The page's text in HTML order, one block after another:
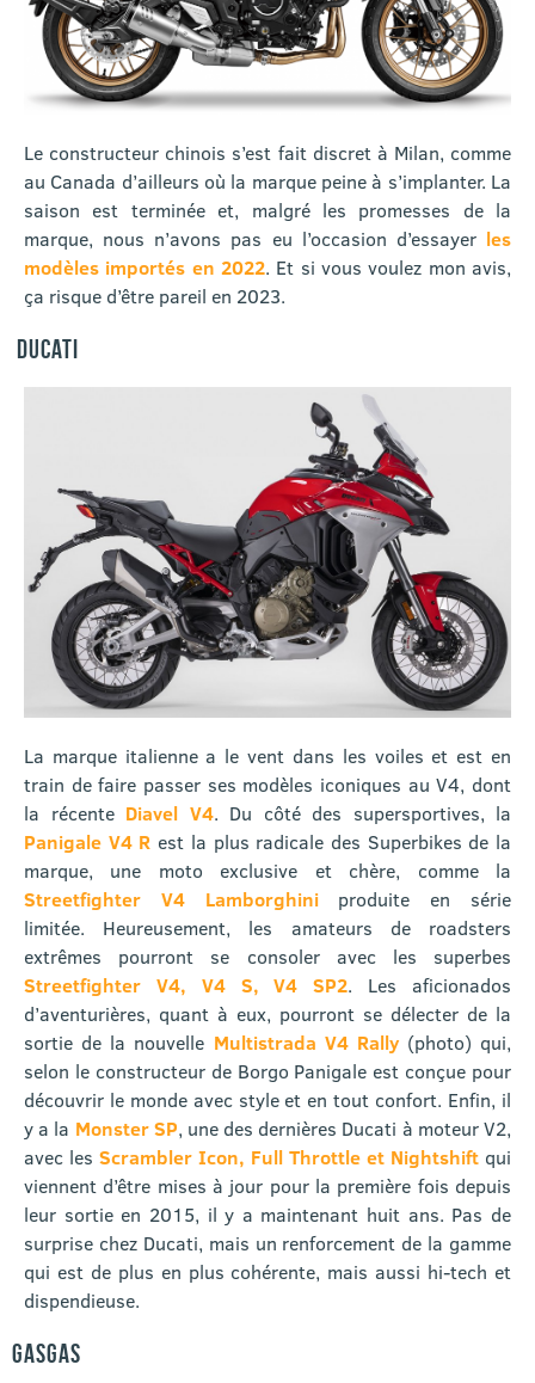
Le constructeur chinois s’est fait discret à Milan, comme
au Canada d’ailleurs où la marque peine à s’implanter. La
saison est terminée et, malgré les promesses de la
marque, nous n’avons pas eu l’occasion d’essayer les
modèles importés en 2022. Et si vous voulez mon avis,
ça risque d’être pareil en 2023.
DUCATI
La marque italienne a le vent dans les voiles et est en
train de faire passer ses modèles iconiques au V4, dont
la récente Diavel V4. Du côté des supersportives, la
Panigale V4 R est la plus radicale des Superbikes de la
marque, une moto exclusive et chère, comme la
Streetfighter V4 Lamborghini
produite en série
limitée. Heureusement, les amateurs de roadsters
extrêmes pourront se consoler avec les superbes
Streetfighter V4, V4 S, V4 SP2. Les aficionados
d’aventurières, quant à eux, pourront se délecter de la
sortie de la nouvelle Multistrada V4 Rally(photo) qui,
selon le constructeur de Borgo Panigale est conçue pour
découvrir le monde avec style et en tout confort. Enfin, il
y a la Monster SP, une des dernières Ducati à moteur V2,
avec les Scrambler Icon, Full Throttle et Nightshift qui
viennent d’être mises à jour pour la première fois depuis
leur sortie en 2015, il y a maintenant huit ans. Pas de
surprise chez Ducati, mais un renforcement de la gamme
qui est de plus en plus cohérente, mais aussi hi-tech et
dispendieuse.
GASGAS